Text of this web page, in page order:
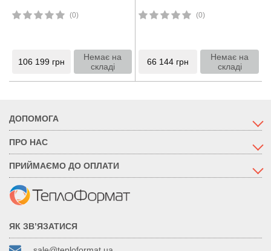
(0)
106 199 грн
Немає на
складі
(0)
66 144 грн
Немає на
складі
ДОПОМОГА
ПРО НАС
ПРИЙМАЄМО ДО ОПЛАТИ
ЯК ЗВ’ЯЗАТИСЯ